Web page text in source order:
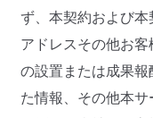
ず、本契約および
アドレスその他お
の設置または成果
た情報、その他本